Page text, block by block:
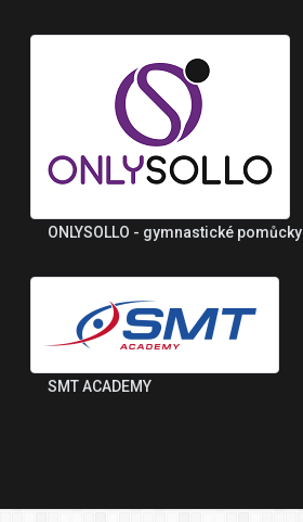
ONLYSOLLO - gymnastické pomůcky
SMT ACADEMY